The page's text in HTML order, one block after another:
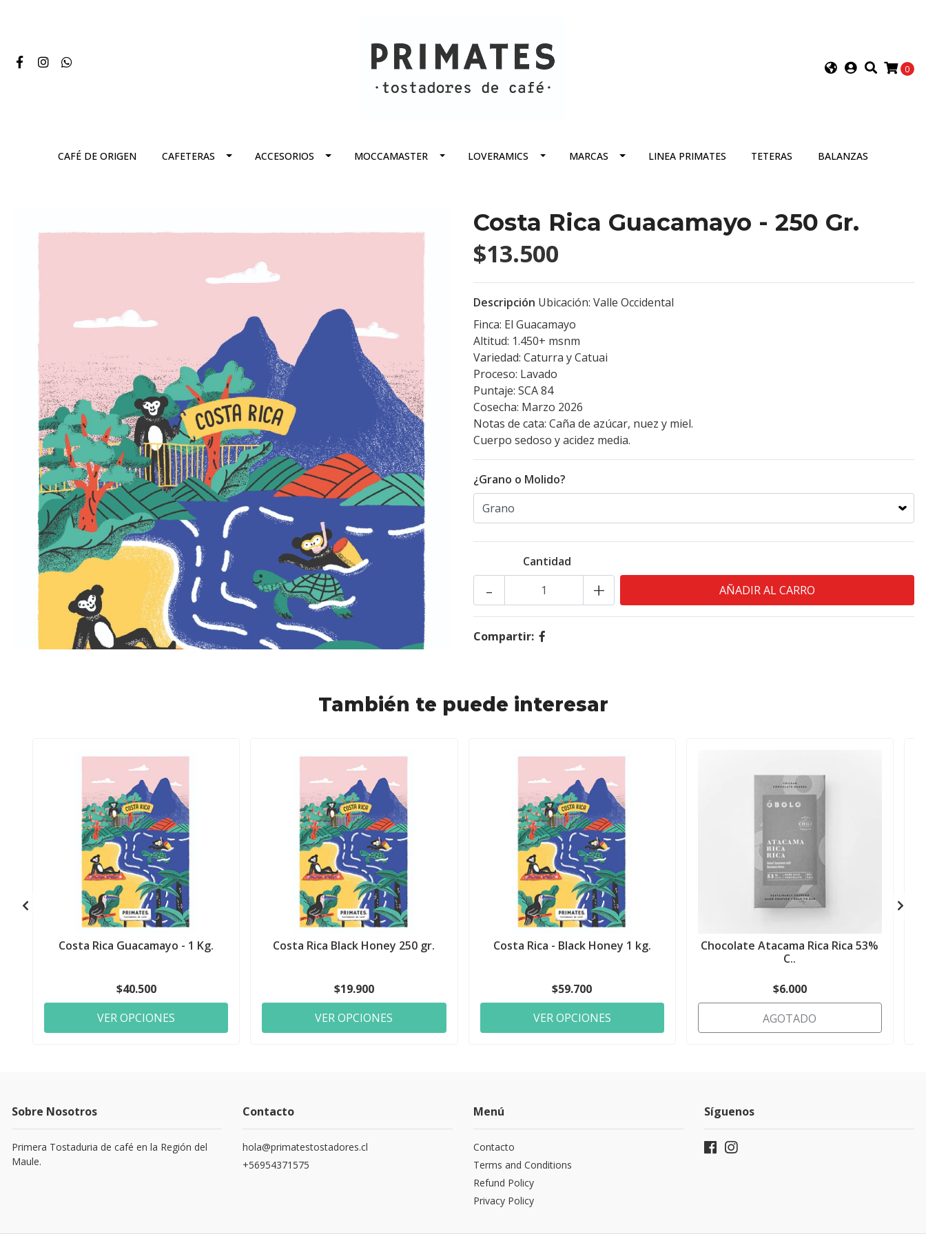
0
CAFÉ DE ORIGEN CAFETERAS ACCESORIOS MOCCAMASTER LOVERAMICS MARCAS LINEA PRIMATES TETERAS BALANZAS
Costa Rica Guacamayo - 250 Gr.
$13.500
Descripción Ubicación: Valle Occidental
Finca: El Guacamayo
Altitud: 1.450+ msnm
Variedad: Caturra y Catuai
Proceso: Lavado
Puntaje: SCA 84
Cosecha: Marzo 2026
Notas de cata: Caña de azúcar, nuez y miel.
Cuerpo sedoso y acidez media.
¿Grano o Molido?
Cantidad
+
-
Compartir:
También te puede interesar
Costa Rica Guacamayo - 1 Kg.
$40.500
VER OPCIONES
Costa Rica Black Honey 250 gr.
$19.900
VER OPCIONES
Costa Rica - Black Honey 1 kg.
$59.700
VER OPCIONES
Chocolate Atacama Rica Rica 53%
C..
$6.000
AGOTADO
Sobre Nosotros
Primera Tostaduria de café en la Región del
Maule.
Contacto
hola@primatestostadores.cl
+56954371575
Menú
Contacto
Terms and Conditions
Refund Policy
Privacy Policy
Síguenos